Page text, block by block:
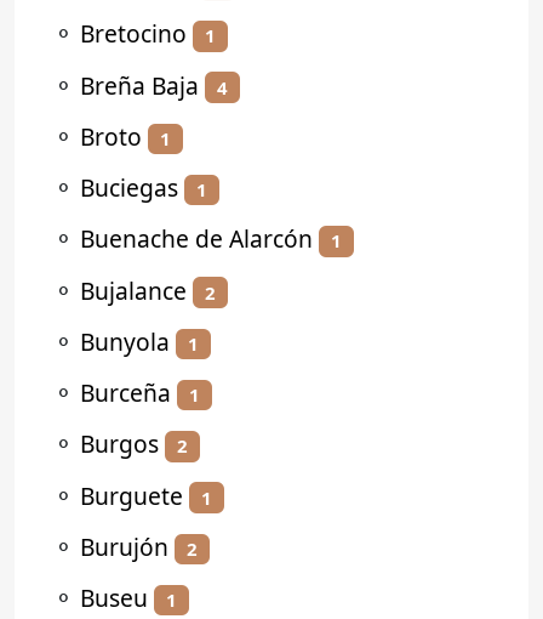
⚬ Bretocino 1
⚬ Breña Baja 4
⚬ Broto 1
⚬ Buciegas 1
⚬ Buenache de Alarcón 1
⚬ Bujalance 2
⚬ Bunyola 1
⚬ Burceña 1
⚬ Burgos 2
⚬ Burguete 1
⚬ Burujón 2
⚬ Buseu 1